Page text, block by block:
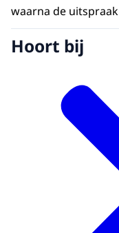
waarna de
Hoort bij